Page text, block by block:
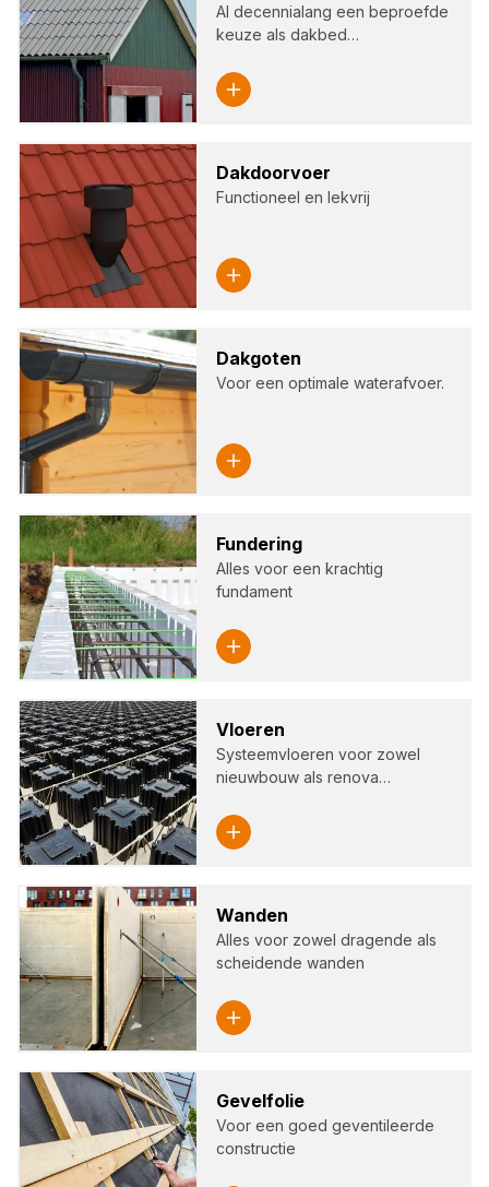
Al decennialang een beproefde
keuze als dakbed…
Dak­door­voer
Functioneel en lekvrij
Dak­go­ten
Voor een optimale waterafvoer.
Fun­de­ring
Alles voor een krachtig
fundament
Vloe­ren
Systeemvloeren voor zowel
nieuwbouw als renova…
Wan­den
Alles voor zowel dragende als
scheidende wanden
Gevelf­olie
Voor een goed geventileerde
constructie